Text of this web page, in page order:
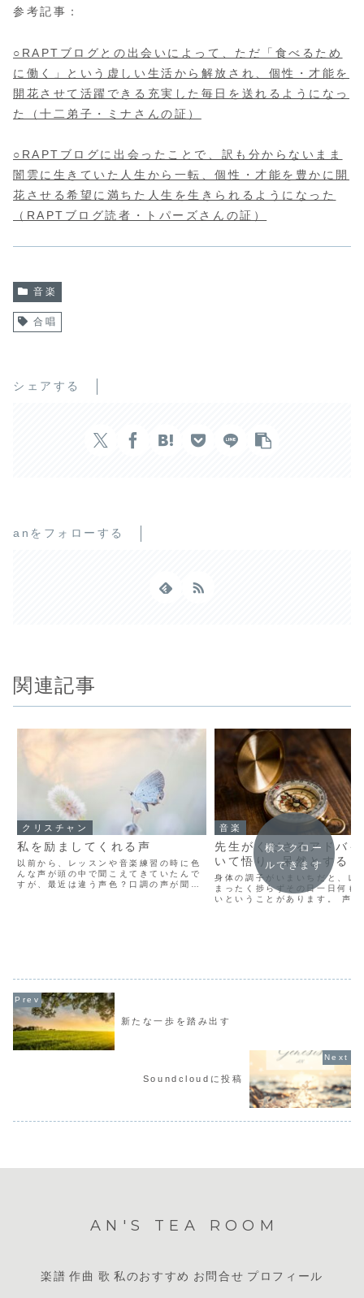
参考記事：
○RAPTブログとの出会いによって、ただ「食べるため
に働く」という虚しい生活から解放され、個性・才能を
開花させて活躍できる充実した毎日を送れるようになっ
た（十二弟子・ミナさんの証）
○RAPTブログに出会ったことで、訳も分からないまま
闇雲に生きていた人生から一転、個性・才能を豊かに開
花させる希望に満ちた人生を生きられるようになった
（RAPTブログ読者・トパーズさんの証）
音楽
合唱
シェアする
anをフォローする
関連記事
クリスチャン
私を励ましてくれる声
以前から、レッスンや音楽練習の時に色
んな声が頭の中で聞こえてきていたんで
すが、最近は違う声色？口調の声が聞こ
音楽
先生がくださるアドバ
いて悟り、呆然とする
身体の調子がいまいちだと、レ
まったく捗らずその日一日何も
いということがあります。 声楽
横スクロー
ルできます
新たな一歩を踏み出す
Soundcloudに投稿
AN'S TEA ROOM
楽譜 作曲 歌 私のおすすめ お問合せ プロフィール